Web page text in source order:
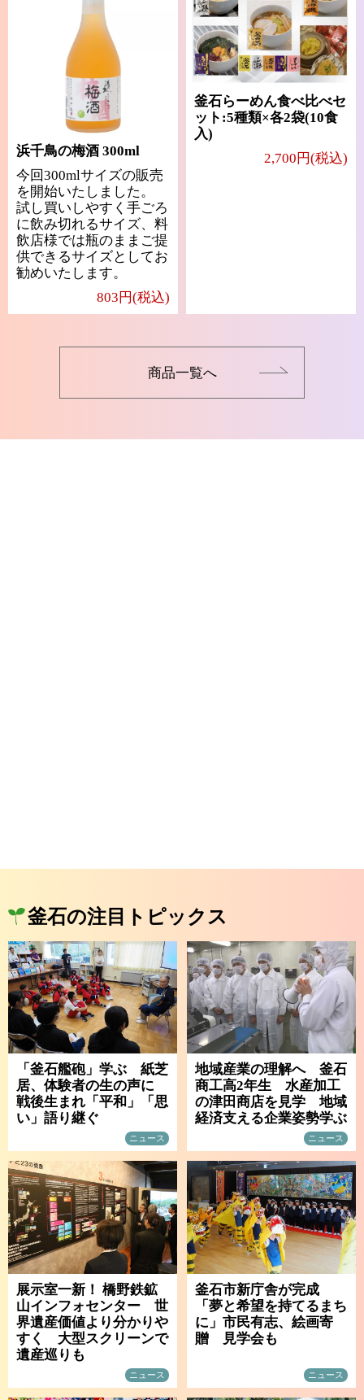
浜千鳥の梅酒 300ml
今回300mlサイズの販売
を開始いたしました。
試し買いしやすく手ごろ
に飲み切れるサイズ、料
飲店様では瓶のままご提
供できるサイズとしてお
勧めいたします。
803円(税込)
釜石らーめん食べ比べセ
ット:5種類×各2袋(10食
入)
2,700円(税込)
商品一覧へ
釜石の注目トピックス
「釜石艦砲」学ぶ 紙芝
居、体験者の生の声に
戦後生まれ「平和」「思
い」語り継ぐ
ニュース
地域産業の理解へ 釜石
商工高2年生 水産加工
の津田商店を見学 地域
経済支える企業姿勢学ぶ
ニュース
展示室一新！ 橋野鉄鉱
山インフォセンター 世
界遺産価値より分かりや
すく 大型スクリーンで
遺産巡りも
ニュース
釜石市新庁舎が完成
「夢と希望を持てるまち
に」市民有志、絵画寄
贈 見学会も
ニュース